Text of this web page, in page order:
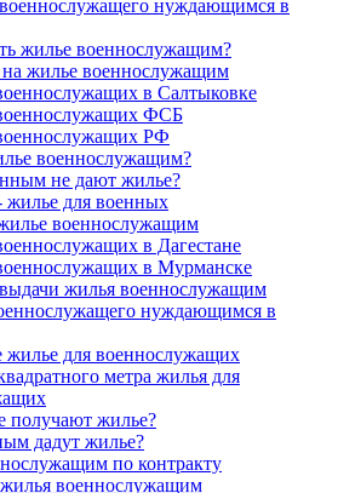
нуждающимся в
жилье военнослужащим?
жилье военнослужащим
в Салтыковке
ФСБ
РФ
военнослужащим?
не дают жилье?
жилье для военных
военнослужащим
в Дагестане
в Мурманске
жилья военнослужащим
нуждающимся в
жилье для военнослужащих
метра жилья для
получают жилье?
дадут жилье?
по контракту
военнослужащим